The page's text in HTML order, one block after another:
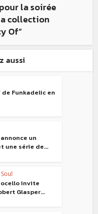
la soirée
collection
Of”
aussi
de Funkadelic en
un
une série de...
Soul
invite
Glasper...